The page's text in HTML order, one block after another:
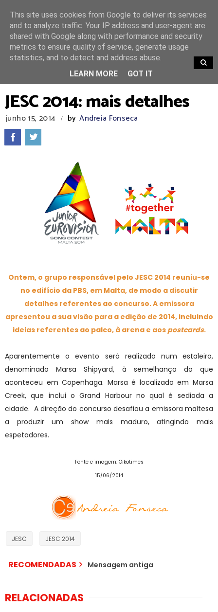
TRENDING
JESC 2014: mais detalhes
junho 15, 2014 / by Andreia Fonseca
Ontem, o grupo responsável pelo JESC 2014 reuniu-se
no edifício da PBS, em Malta, de modo a discutir
detalhes referentes ao concurso. A emissora
apresentou a sua visão para a edição de 2014, incluindo
ideias referentes ao palco, à arena e aos postcards.
Aparentemente o evento será realizado num estaleiro,
denominado Marsa Shipyard, à semelhança do que
aconteceu em Copenhaga. Marsa é localizado em Marsa
Creek, que inclui o Grand Harbour no qual é sediada a
cidade. A direção do concurso desafiou a emissora maltesa
a produzir um show mais maduro, atingindo mais
espetadores.
Fonte e imagem: Oikotimes
15/06/2014
JESC JESC 2014
RECOMENDADAS Mensagem antiga
RELACIONADAS
This site uses cookies from Google to deliver its services
and to analyze traffic. Your IP address and user-agent are
shared with Google along with performance and security
metrics to ensure quality of service, generate usage
statistics, and to detect and address abuse.
LEARN MORE
GOT IT